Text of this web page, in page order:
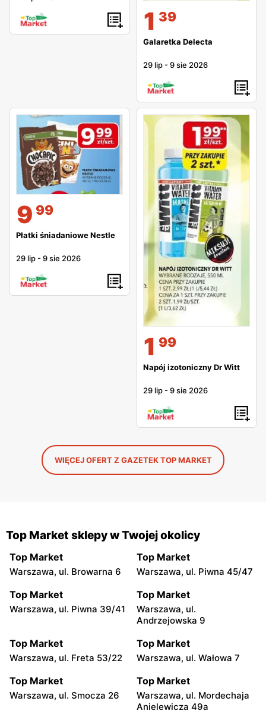
1 39
Galaretka Delecta
29 lip -9 sie 2026
9 99
Płatki śniadaniowe Nestle
29 lip -9 sie 2026
1 99
Napój izotoniczny Dr Witt
29 lip -9 sie 2026
WIĘCEJ OFERT Z GAZETEK TOP MARKET
Top Market sklepy w Twojej okolicy
Top Market
Warszawa, ul. Browarna 6
Top Market
Warszawa, ul. Piwna 45/47
Top Market
Warszawa, ul. Piwna 39/41
Top Market
Warszawa, ul.
Andrzejowska 9
Top Market
Warszawa, ul. Freta 53/22
Top Market
Warszawa, ul. Wałowa 7
Top Market
Warszawa, ul. Smocza 26
Top Market
Warszawa, ul. Mordechaja
Anielewicza 49a